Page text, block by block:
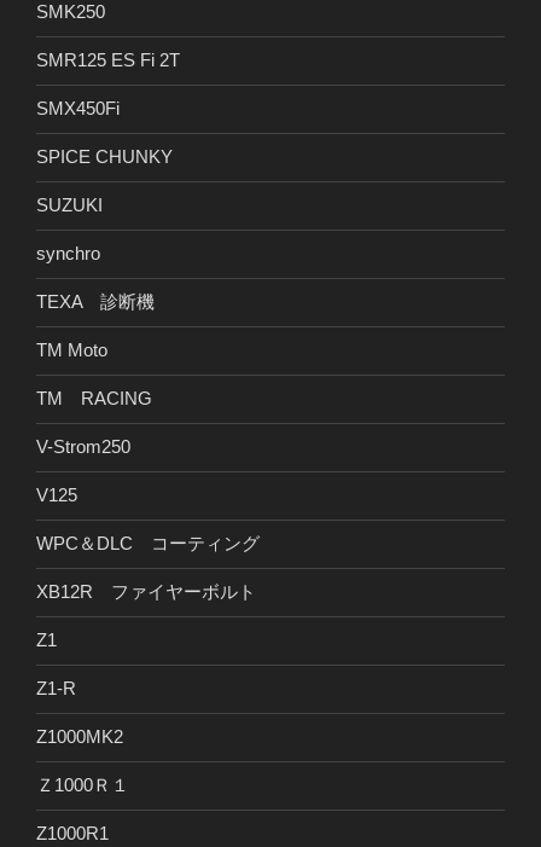
SMK250
SMR125 ES Fi 2T
SMX450Fi
SPICE CHUNKY
SUZUKI
synchro
TEXA 診断機
TM Moto
TM RACING
V-Strom250
V125
WPC＆DLC コーティング
XB12R ファイヤーボルト
Z1
Z1-R
Z1000MK2
Ｚ1000Ｒ１
Z1000R1